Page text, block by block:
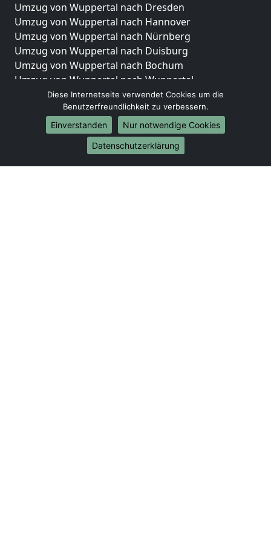
Umzug von Wuppertal nach Dresden
Umzug von Wuppertal nach Hannover
Umzug von Wuppertal nach Nürnberg
Umzug von Wuppertal nach Duisburg
Umzug von Wuppertal nach Bochum
Umzug von Wuppertal nach Wuppertal
Umzug von Wuppertal nach Bielefeld
Umzug von Wuppertal nach Bonn
Umzug von Wuppertal nach Münster
Internationale-Umzüge
Umzug von Wuppertal nach Brasilien
Diese Internetseite verwendet Cookies um die
Benutzerfreundlichkeit zu verbessern.
Einverstanden
Nur notwendige Cookies
Datenschutzerklärung